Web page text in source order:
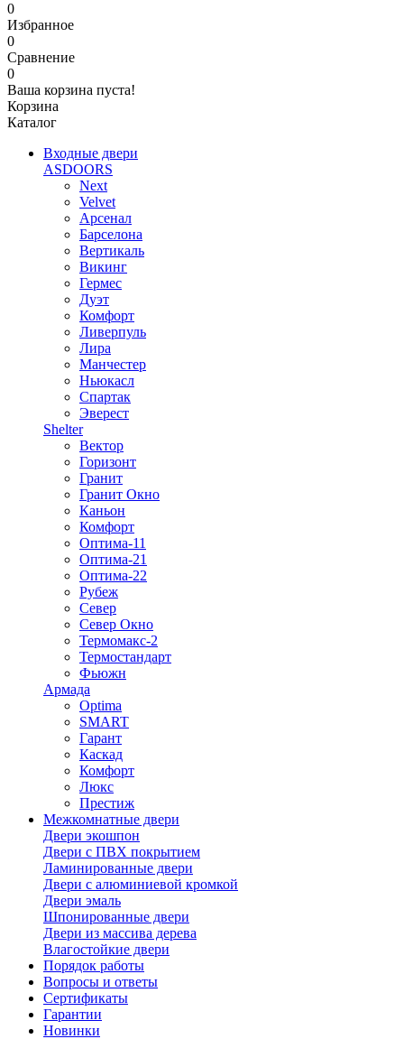
0
Избранное
0
Сравнение
0
Ваша корзина пуста!
Корзина
Каталог
Входные двери
ASDOORS
Next
Velvet
Арсенал
Барселона
Вертикаль
Викинг
Гермес
Дуэт
Комфорт
Ливерпуль
Лира
Манчестер
Ньюкасл
Спартак
Эверест
Shelter
Вектор
Горизонт
Гранит
Гранит Окно
Каньон
Комфорт
Оптима-11
Оптима-21
Оптима-22
Рубеж
Север
Север Окно
Термомакс-2
Термостандарт
Фьюжн
Армада
Optima
SMART
Гарант
Каскад
Комфорт
Люкс
Престиж
Межкомнатные двери
Двери экошпон
Двери с ПВХ покрытием
Ламинированные двери
Двери с алюминиевой кромкой
Двери эмаль
Шпонированные двери
Двери из массива дерева
Влагостойкие двери
Порядок работы
Вопросы и ответы
Сертификаты
Гарантии
Новинки